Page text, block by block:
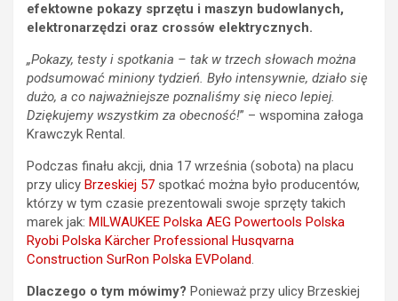
efektowne pokazy sprzętu i maszyn budowlanych,
elektronarzędzi oraz crossów elektrycznych.
„Pokazy, testy i spotkania – tak w trzech słowach można
podsumować miniony tydzień. Było intensywnie, działo się
dużo, a co najważniejsze poznaliśmy się nieco lepiej.
Dziękujemy wszystkim za obecność!” – wspomina załoga
Krawczyk Rental.
Podczas finału akcji, dnia 17 września (sobota) na placu
przy ulicy Brzeskiej 57 spotkać można było producentów,
którzy w tym czasie prezentowali swoje sprzęty takich
marek jak: MILWAUKEE Polska AEG Powertools Polska
Ryobi Polska Kärcher Professional Husqvarna
Construction SurRon Polska EVPoland.
Dlaczego o tym mówimy? Ponieważ przy ulicy Brzeskiej